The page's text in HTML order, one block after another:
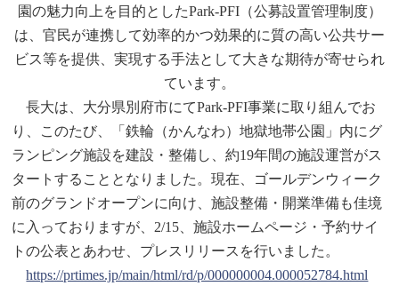
園の魅力向上を目的としたPark-PFI（公募設置管理制度）
は、官民が連携して効率的かつ効果的に質の高い公共サー
ビス等を提供、実現する手法として大きな期待が寄せられ
ています。
長大は、大分県別府市にてPark-PFI事業に取り組んでお
り、このたび、「鉄輪（かんなわ）地獄地帯公園」内にグ
ランピング施設を建設・整備し、約19年間の施設運営がス
タートすることとなりました。現在、ゴールデンウィーク
前のグランドオープンに向け、施設整備・開業準備も佳境
に入っておりますが、2/15、施設ホームページ・予約サイ
トの公表とあわせ、プレスリリースを行いました。
https://prtimes.jp/main/html/rd/p/000000004.000052784.html